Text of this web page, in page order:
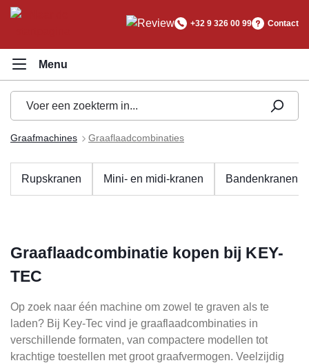
+32 9 326 00 99 Contact
Graafmachines Graaflaadcombinaties
Rupskranen Mini- en midi-kranen Bandenkranen
Graaflaadcombinatie kopen bij KEY-
TEC
Op zoek naar één machine om zowel te graven als te
laden? Bij Key-Tec vind je graaflaadcombinaties in
verschillende formaten, van compactere modellen tot
krachtige toestellen met groot graafvermogen. Veelzijdig